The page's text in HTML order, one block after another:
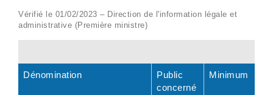
Vérifié le 01/02/2023 – Direction de l'information légale et
administrative (Première ministre)
Dénomination
Public
concerné
Minimum